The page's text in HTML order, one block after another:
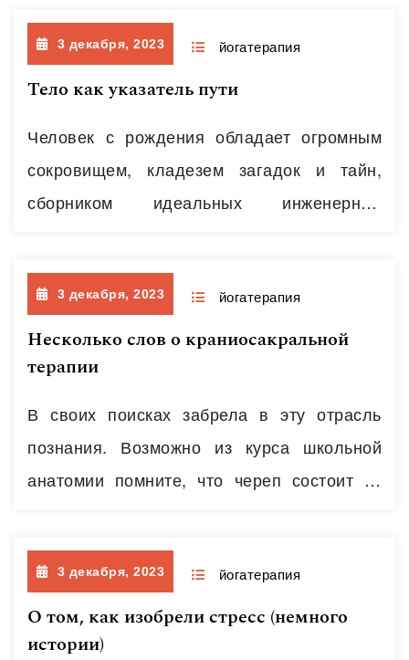
видимой простоте иногда они доставляют
скорее неудобство, нежели обещанный
комфорт. Причина – закрепощенная зона
становится при освоении более сложных
асан – артха падмасаны (позы
полулотоса), падмасаны (позы лотоса).
3 декабря, 2023 йогатерапия
Тело как указатель пути
Человек с рождения обладает огромным
сокровищем, кладезем загадок и тайн,
сборником идеальных инженерных
чрезвычайных обстоятельствах),
инструментом наслаждения и познания. Я
о теле. Человеческом теле. Том, которое
мы привыкли одевать, кормить, иногда
свой вариант отношения к нему. А ещё, с
ним прикольно дружить и его…
3 декабря, 2023 йогатерапия
Несколько слов о краниосакральной
терапии
В своих поисках забрела в эту отрасль
познания. Возможно из курса школьной
анатомии помните, что череп состоит из
образом соединённых между собой.
Соединения называются швами.
Подвижность костей в швах относительно
друг друга сохраняется, это доли
3 декабря, 2023 йогатерапия
О том, как изобрели стресс (немного
истории)